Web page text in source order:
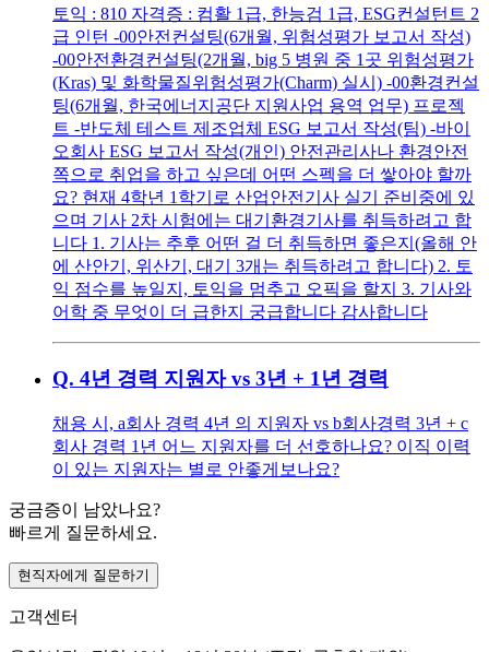
토익 : 810 자격증 : 컴활 1급, 한능검 1급, ESG컨설턴트 2
급 인턴 -00안전컨설팅(6개월, 위험성평가 보고서 작성)
-00안전환경컨설팅(2개월, big 5 병원 중 1곳 위험성평가
(Kras) 및 화학물질위험성평가(Charm) 실시) -00환경컨설
팅(6개월, 한국에너지공단 지원사업 용역 업무) 프로젝
트 -반도체 테스트 제조업체 ESG 보고서 작성(팀) -바이
오회사 ESG 보고서 작성(개인) 안전관리사나 환경안전
쪽으로 취업을 하고 싶은데 어떤 스펙을 더 쌓아야 할까
요? 현재 4학년 1학기로 산업안전기사 실기 준비중에 있
으며 기사 2차 시험에는 대기환경기사를 취득하려고 합
니다 1. 기사는 추후 어떤 걸 더 취득하면 좋은지(올해 안
에 산안기, 위산기, 대기 3개는 취득하려고 합니다) 2. 토
익 점수를 높일지, 토익을 멈추고 오픽을 할지 3. 기사와
어학 중 무엇이 더 급한지 궁급합니다 감사합니다
Q. 4년 경력 지원자 vs 3년 + 1년 경력
채용 시, a회사 경력 4년 의 지원자 vs b회사경력 3년 + c
회사 경력 1년 어느 지원자를 더 선호하나요? 이직 이력
이 있는 지원자는 별로 안좋게보나요?
궁금증이 남았나요?
빠르게 질문하세요.
현직자에게 질문하기
고객센터